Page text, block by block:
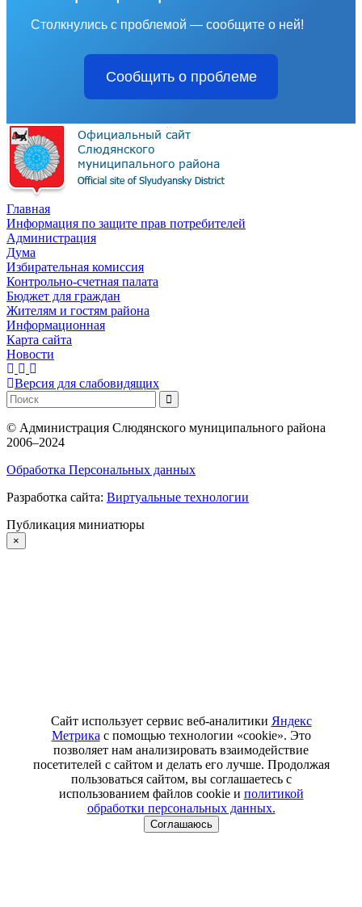
Столкнулись с проблемой — сообщите о ней!
Сообщить о проблеме
Главная
Информация по защите прав потребителей
Администрация
Дума
Избирательная комиссия
Контрольно-счетная палата
Бюджет для граждан
Жителям и гостям района
Информационная
Карта сайта
Новости
Версия для слабовидящих
© Администрация Слюдянского муниципального района
2006–2024
Обработка Персональных данных
Разработка сайта: Виртуальные технологии
Публикация миниатюры
×
Сайт использует сервис веб-аналитики Яндекс
Метрика с помощью технологии «cookie». Это
позволяет нам анализировать взаимодействие
посетителей с сайтом и делать его лучше. Продолжая
пользоваться сайтом, вы соглашаетесь с
использованием файлов cookie и политикой
обработки персональных данных.
Соглашаюсь